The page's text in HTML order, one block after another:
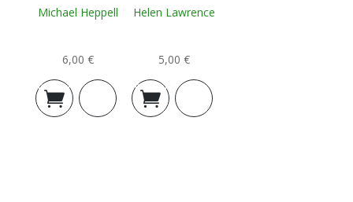
Michael Heppell
6,00 €
Dodaj u
košaricu
Helen Lawrence
5,00€
Dodaj u
košaricu